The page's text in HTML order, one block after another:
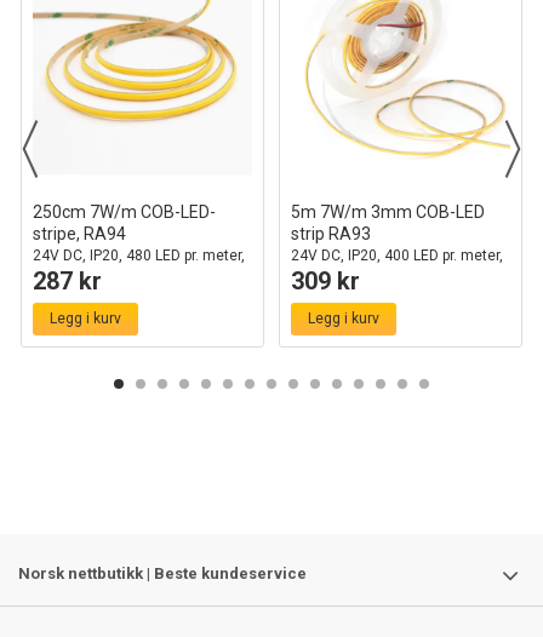
250cm 7W/m COB-LED-
stripe, RA94
24V DC, IP20, 480 LED pr. meter,
til 2x120cm profil
287 kr
Legg i kurv
5m 7W/m 3mm COB-LED
strip RA93
24V DC, IP20, 400 LED pr. meter,
COB LED
309 kr
Legg i kurv
Norsk nettbutikk | Beste kundeservice